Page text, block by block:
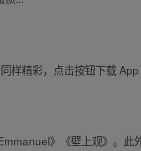
样精彩，点击按钮下载 App
》《壁上观》。此